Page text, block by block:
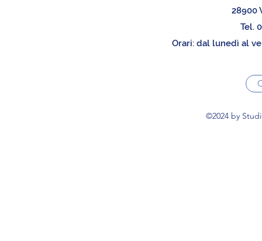
28900
Tel.
Orari: dal lunedì al
©2024 by